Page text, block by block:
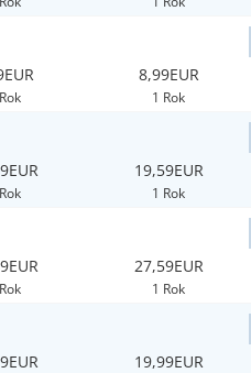
8,99EUR
1 Rok
19,59EUR
1 Rok
27,59EUR
1 Rok
19,99EUR